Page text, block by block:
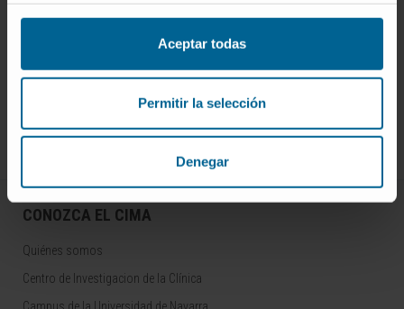
Aceptar todas
Permitir la selección
Denegar
Darse de alta en nuestro boletín
SUSCRIBIRSE
CONOZCA EL CIMA
Quiénes somos
Centro de Investigacion de la Clínica